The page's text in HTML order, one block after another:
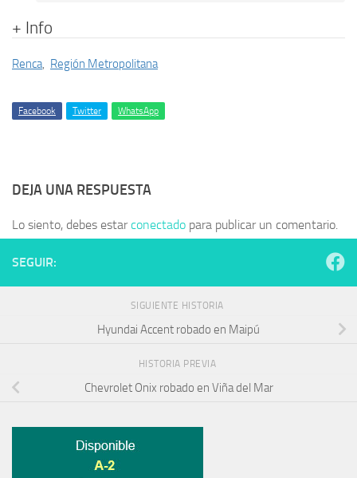
+ Info
Renca, Región Metropolitana
Facebook Twitter WhatsApp
DEJA UNA RESPUESTA
Lo siento, debes estarconectado para publicar un comentario.
SEGUIR:
SIGUIENTE HISTORIA
Hyundai Accent robado en Maipú
HISTORIA PREVIA
Chevrolet Onix robado en Viña del Mar